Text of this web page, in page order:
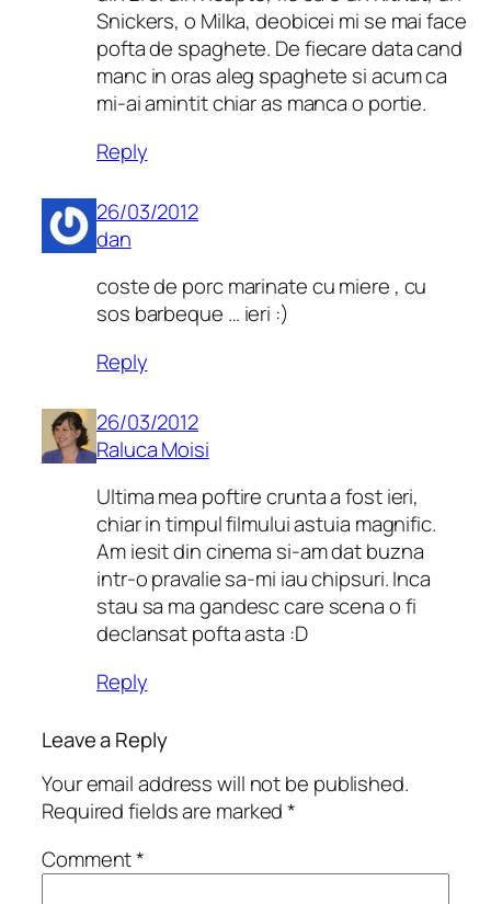
Snickers, o Milka, deobicei mi se mai face
pofta de spaghete. De fiecare data cand
manc in oras aleg spaghete si acum ca
mi-ai amintit chiar as manca o portie.
Reply
26/03/2012
dan
coste de porc marinate cu miere , cu
sos barbeque … ieri :)
Reply
26/03/2012
Raluca Moisi
Ultima mea poftire crunta a fost ieri,
chiar in timpul filmului astuia magnific.
Am iesit din cinema si-am dat buzna
intr-o pravalie sa-mi iau chipsuri. Inca
stau sa ma gandesc care scena o fi
declansat pofta asta :D
Reply
Leave a Reply
Your email address will not be published.
Required fields are marked*
Comment*